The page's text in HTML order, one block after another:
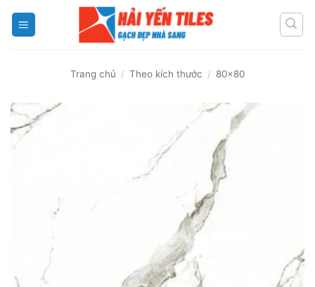
Trang chủ / Theo kích thước / 80x80